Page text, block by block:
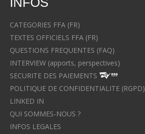
CATEGORIES FFA (FR)
TEXTES OFFICIELS FFA (FR)
QUESTIONS FREQUENTES (FAQ)
INTERVIEW (apports, perspectives)
SECURITE DES PAIEMENTS
POLITIQUE DE CONFIDENTIALITE (RGPD)
LINKED IN
QUI SOMMES-NOUS ?
INFOS LEGALES